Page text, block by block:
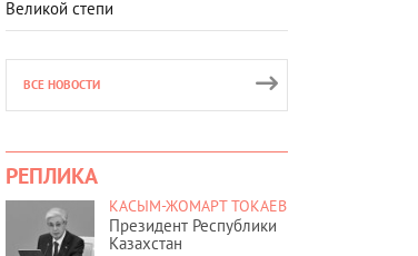
Великой степи
ВСЕ НОВОСТИ
РЕПЛИКА
КАСЫМ-ЖОМАРТ ТОКАЕВ
Президент Республики
Казахстан